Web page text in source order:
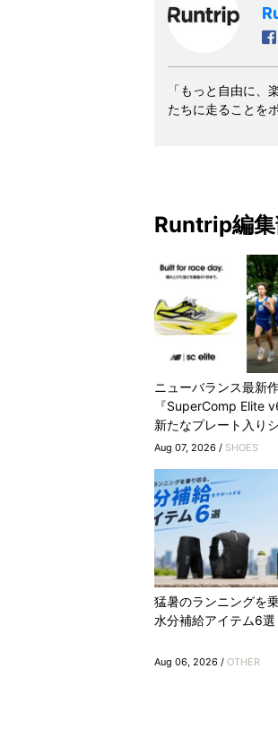
「もっと自由に
たちに走ることを
Runtrip編
ニューバランス最新
『SuperComp Elite
新たなプレート入り
Aug 07, 2026 / SHOES
猛暑のランニングを乗
水分補給アイテム6選
Aug 06, 2026 / OTHER